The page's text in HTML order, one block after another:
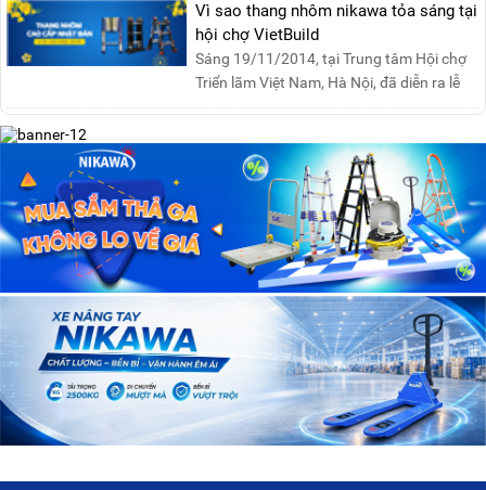
Vì sao thang nhôm nikawa tỏa sáng tại
hội chợ VietBuild
Sáng 19/11/2014, tại Trung tâm Hội chợ
Triển lãm Việt Nam, Hà Nội, đã diễn ra lễ
khai mạc “Triể....